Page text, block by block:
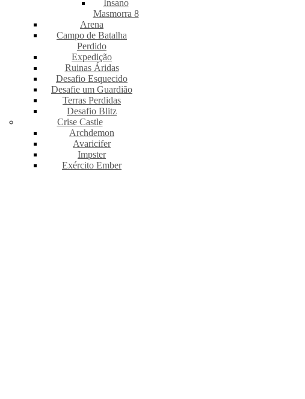
Insano
Masmorra 8
Arena
Campo de Batalha
Perdido
Expedição
Ruinas Áridas
Desafio Esquecido
Desafie um Guardião
Terras Perdidas
Desafio Blitz
Crise Castle
Archdemon
Avaricifer
Impster
Exército Ember